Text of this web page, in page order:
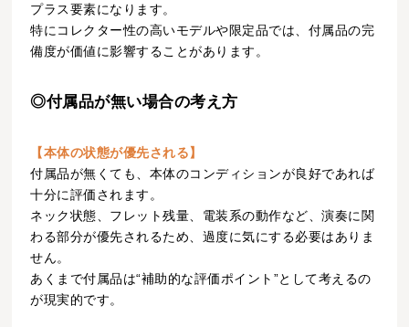
プラス要素になります。
特にコレクター性の高いモデルや限定品では、付属品の完
備度が価値に影響することがあります。
◎付属品が無い場合の考え方
【本体の状態が優先される】
付属品が無くても、本体のコンディションが良好であれば
十分に評価されます。
ネック状態、フレット残量、電装系の動作など、演奏に関
わる部分が優先されるため、過度に気にする必要はありま
せん。
あくまで付属品は“補助的な評価ポイント”として考えるの
が現実的です。